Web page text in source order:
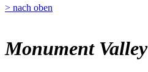
> nach oben
Monument Valley